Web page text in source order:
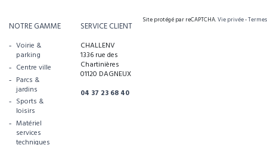
NOTRE GAMME
Voirie &
parking
Centre ville
Parcs &
jardins
Sports &
loisirs
Matériel
services
techniques
SERVICE CLIENT
CHALLENV
1336 rue des
Chartinières
01120 DAGNEUX
04 37 23 68 40
Site protégé par reCAPTCHA.Vie privée-Termes